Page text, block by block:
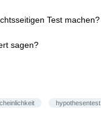
Test machen?
sagen?
hypothesentest